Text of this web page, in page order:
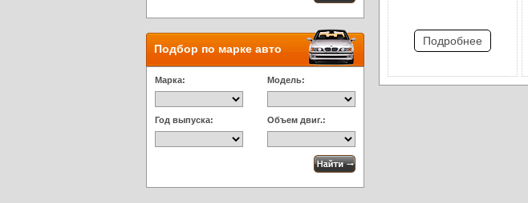
Подбор по марке авто
Марка: Модель:
Год выпуска: Объем двиг.:
Подробнее